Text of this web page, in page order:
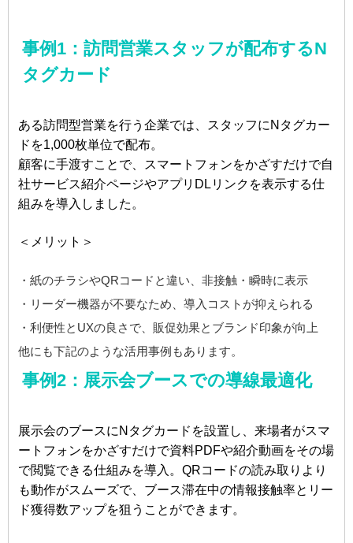
事例1：訪問営業スタッフが配布するN
タグカード
ある訪問型営業を行う企業では、スタッフにNタグカー
ドを1,000枚単位で配布。
顧客に手渡すことで、スマートフォンをかざすだけで自
社サービス紹介ページやアプリDLリンクを表示する仕
組みを導入しました。
＜メリット＞
・紙のチラシやQRコードと違い、非接触・瞬時に表示
・リーダー機器が不要なため、導入コストが抑えられる
・利便性とUXの良さで、販促効果とブランド印象が向上
他にも下記のような活用事例もあります。
事例2：展示会ブースでの導線最適化
展示会のブースにNタグカードを設置し、来場者がスマ
ートフォンをかざすだけで資料PDFや紹介動画をその場
で閲覧できる仕組みを導入。QRコードの読み取りより
も動作がスムーズで、ブース滞在中の情報接触率とリー
ド獲得数アップを狙うことができます。